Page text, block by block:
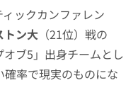
ィックカンファレン
トン大 （21位）戦の
ブ5」出身チームとし
率で現実のものにな